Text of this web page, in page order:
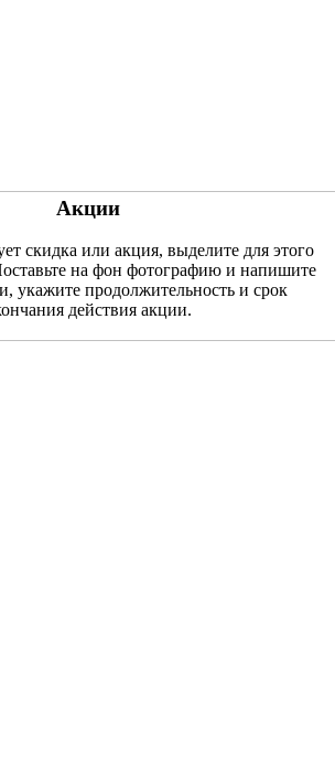
Акции
скидка или акция, выделите для этого
на фон фотографию и напишите
укажите продолжительность и срок
действия акции.